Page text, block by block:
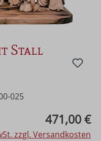
Stall
025
471,00 €
zzgl. Versandkosten